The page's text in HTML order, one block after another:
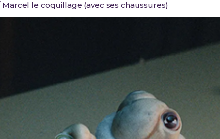
Marcel le coquillage (avec ses chaussures)